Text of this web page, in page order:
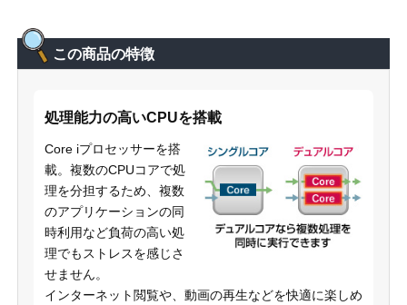
この商品の特徴
処理能力の高いCPUを搭載
Core iプロセッサーを搭
載。複数のCPUコアで処
理を分担するため、複数
のアプリケーションの同
時利用など負荷の高い処
理でもストレスを感じさ
せません。
インターネット閲覧や、動画の再生などを快適に楽しめ